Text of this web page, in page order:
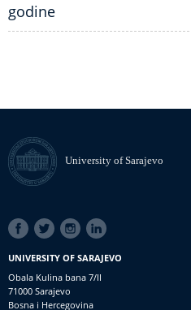
godine
University of Sarajevo
SOCIAL
LINKS
UNIVERSITY OF SARAJEVO
Obala Kulina bana 7/II
71000 Sarajevo
Bosna i Hercegovina